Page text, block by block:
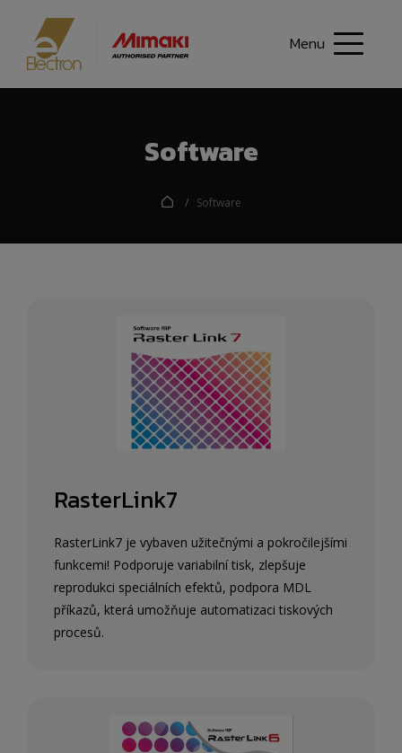
Menu
Software
Software
RasterLink7
RasterLink7 je vybaven užitečnými a pokročilejšími
funkcemi! Podporuje variabilní tisk, zlepšuje
reprodukci speciálních efektů, podpora MDL
příkazů, která umožňuje automatizaci tiskových
procesů.